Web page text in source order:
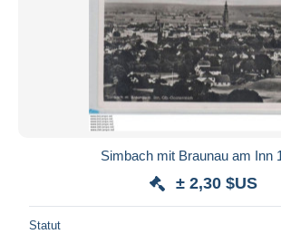
Simbach mit Braunau am Inn
± 2,30 $US
Statut